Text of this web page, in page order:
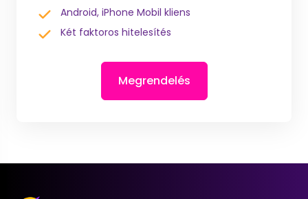
Android, iPhone Mobil kliens
Két faktoros hitelesítés
Megrendelés